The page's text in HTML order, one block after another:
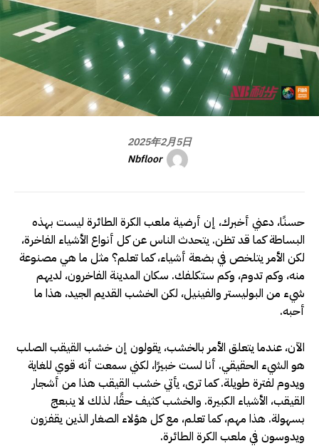
2025年2月5日
Nbfloor
حسنًا، دعني أخبرك، إن أرضية ملعب الكرة الطائرة ليست بهذه
البساطة كما قد تظن. يتحدث الناس عن كل أنواع الأشياء الفاخرة،
لكن الأمر يتلخص في بضعة أشياء، كما تعلم؟ مثل ما هي مصنوعة
منه، وكم تدوم، وكم ستكلفك. سكان المدينة الفاخرون، لديهم
شيء من البوليستر والفينيل، لكن الخشب القديم الجيد، هذا ما
أحبه.
الآن، عندما يتعلق الأمر بالخشب، يقولون إن خشب القيقب الصلب
هو الشيء الحقيقي. أنا لست خبيرًا، لكني سمعت أنه قوي للغاية
ويدوم لفترة طويلة. كما ترى، يأتي خشب القيقب هذا من أشجار
القيقب، الأشياء الكبيرة. والخشب كثيف حقًا، لذلك لا ينبعج
بسهولة. هذا مهم، كما تعلم، مع كل هؤلاء الصغار الذين يقفزون
ويدوسون في ملعب الكرة الطائرة.